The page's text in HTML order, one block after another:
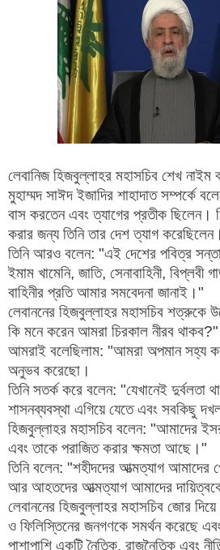
লেবানিজ হিজবুল্লাহর মহাসচিব শেখ নাইম
মুহাম্মদ সাঈদ ইজাদির শাহাদাত সম্পর্কে
বাস করতেন এবং ত্যাগের প্রতীক ছিলেন।
করার জন্য তিনি তার দেশ ত্যাগ করেছিলেন।
তিনি আরও বলেন: "এই দেশের পবিত্র
ইমাম খামেনি, জাতি, সেনাবাহিনী, বিপ্লবী
বাহিনীর প্রতি আমার সমবেদনা জানাই।"
লেবাননের হিজবুল্লাহর মহাসচিব শত্রুকে
কি মনে করেন আমরা চিরকাল নীরব
আমরাই বলেছিলাম: "আমরা অপমান সহ্য
অনুভব করেছো।
তিনি সতর্ক করে বলেন: "যেখানেই দুর্বলতা
শাসনব্যবস্থা এগিয়ে যেতে এবং সবকিছু
হিজবুল্লাহর মহাসচিব বলেন: "আমাদের
এবং তাকে পরাজিত করার ক্ষমতা আছে।"
তিনি বলেন: "শহীদদের আত্মত্যাগ আমাদের
আর আহতদের আত্মত্যাগ আমাদের
লেবাননের হিজবুল্লাহর মহাসচিব জোর
ও ফিলিস্তিনের জনগণকে সমর্থন করেছে
পাশাপাশি একটি নৈতিক, রাজনৈতিক এবং